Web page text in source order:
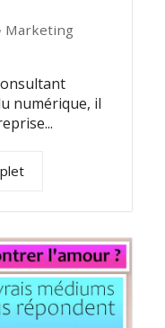
Marketing
numérique, il